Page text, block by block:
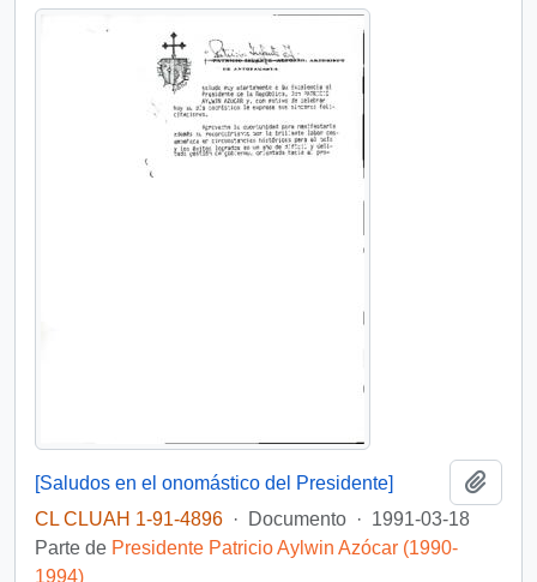
[Saludos en el onomástico del Presidente]
CL CLUAH 1-91-4896 · Documento · 1991-03-18
Parte de Presidente Patricio Aylwin Azócar (1990-
1994)